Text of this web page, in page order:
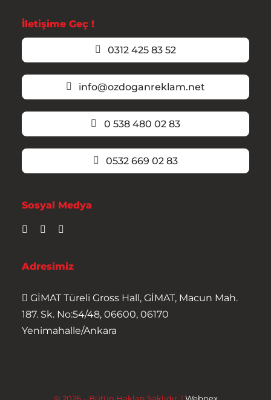
İletişime Geç !
0312 425 83 52
info@ozdoganreklam.net
0 538 480 02 83
0532 669 02 83
Sosyal Medya
Adresimiz
GİMAT Türeli Gross Hall, GİMAT, Macun Mah.
187. Sk. No:54/48, 06600, 06170
Yenimahalle/Ankara
© 2026 – Bütün Hakları Saklıdır. | Webnex